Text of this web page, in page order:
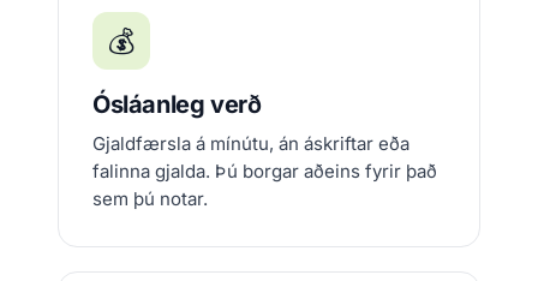
💰
Ósláanleg verð
Gjaldfærsla á mínútu, án áskriftar eða
falinna gjalda. Þú borgar aðeins fyrir það
sem þú notar.